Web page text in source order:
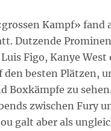
Kampf» fand
Dutzende
Figo, Kanye West
den besten Plätzen,
Boxkämpfe zu
zwischen Fury
galt aber als